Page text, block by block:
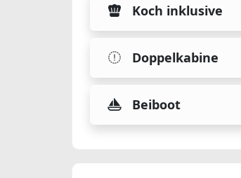
Koch inklusive
Doppelkabine
Beiboot